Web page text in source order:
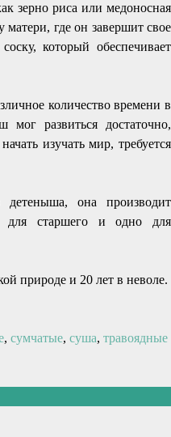
зерно риса или медоносная
где он завершит свое
который обеспечивает
количество времени в
развиться достаточно,
изучать мир, требуется
она производит
для старшего и одно для
природе и 20 лет в неволе.
, сумчатые, суша, травоядные